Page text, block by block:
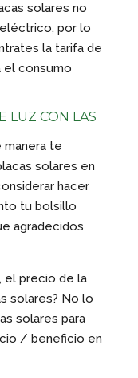
solares no
por lo
la tarifa de
el consumo
LUZ CON LAS
manera te
solares en
hacer
tu bolsillo
agradecidos
el precio de la
solares? No lo
solares para
/ beneficio en